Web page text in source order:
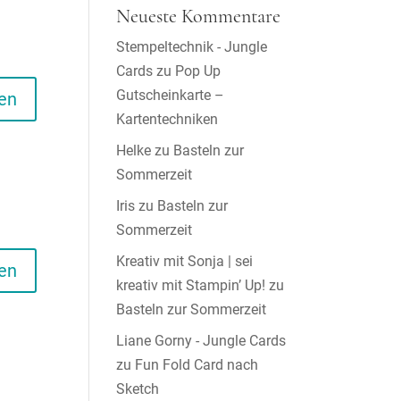
Neueste Kommentare
Stempeltechnik - Jungle
Cards zu Pop Up
Gutscheinkarte –
Kartentechniken
Helke zu Basteln zur
Sommerzeit
Iris zu Basteln zur
Sommerzeit
Kreativ mit Sonja | sei
kreativ mit Stampin’ Up! zu
Basteln zur Sommerzeit
Liane Gorny - Jungle Cards
zu Fun Fold Card nach
Sketch